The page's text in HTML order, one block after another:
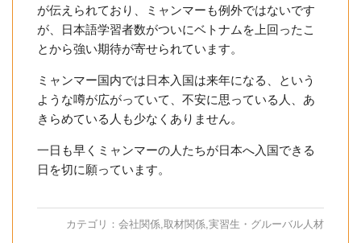
が伝えられており、ミャンマーも例外ではないです
が、日本語学習者数がついにベトナムを上回ったこ
とから強い期待が寄せられています。
ミャンマー国内では日本入国は来年になる、という
ような噂が広がっていて、不安に思っている人、あ
きらめている人も少なくありません。
一日も早くミャンマーの人たちが日本へ入国できる
日を切に願っています。
カテゴリ： 会社関係 取材関係 実習生・グルーバル人材